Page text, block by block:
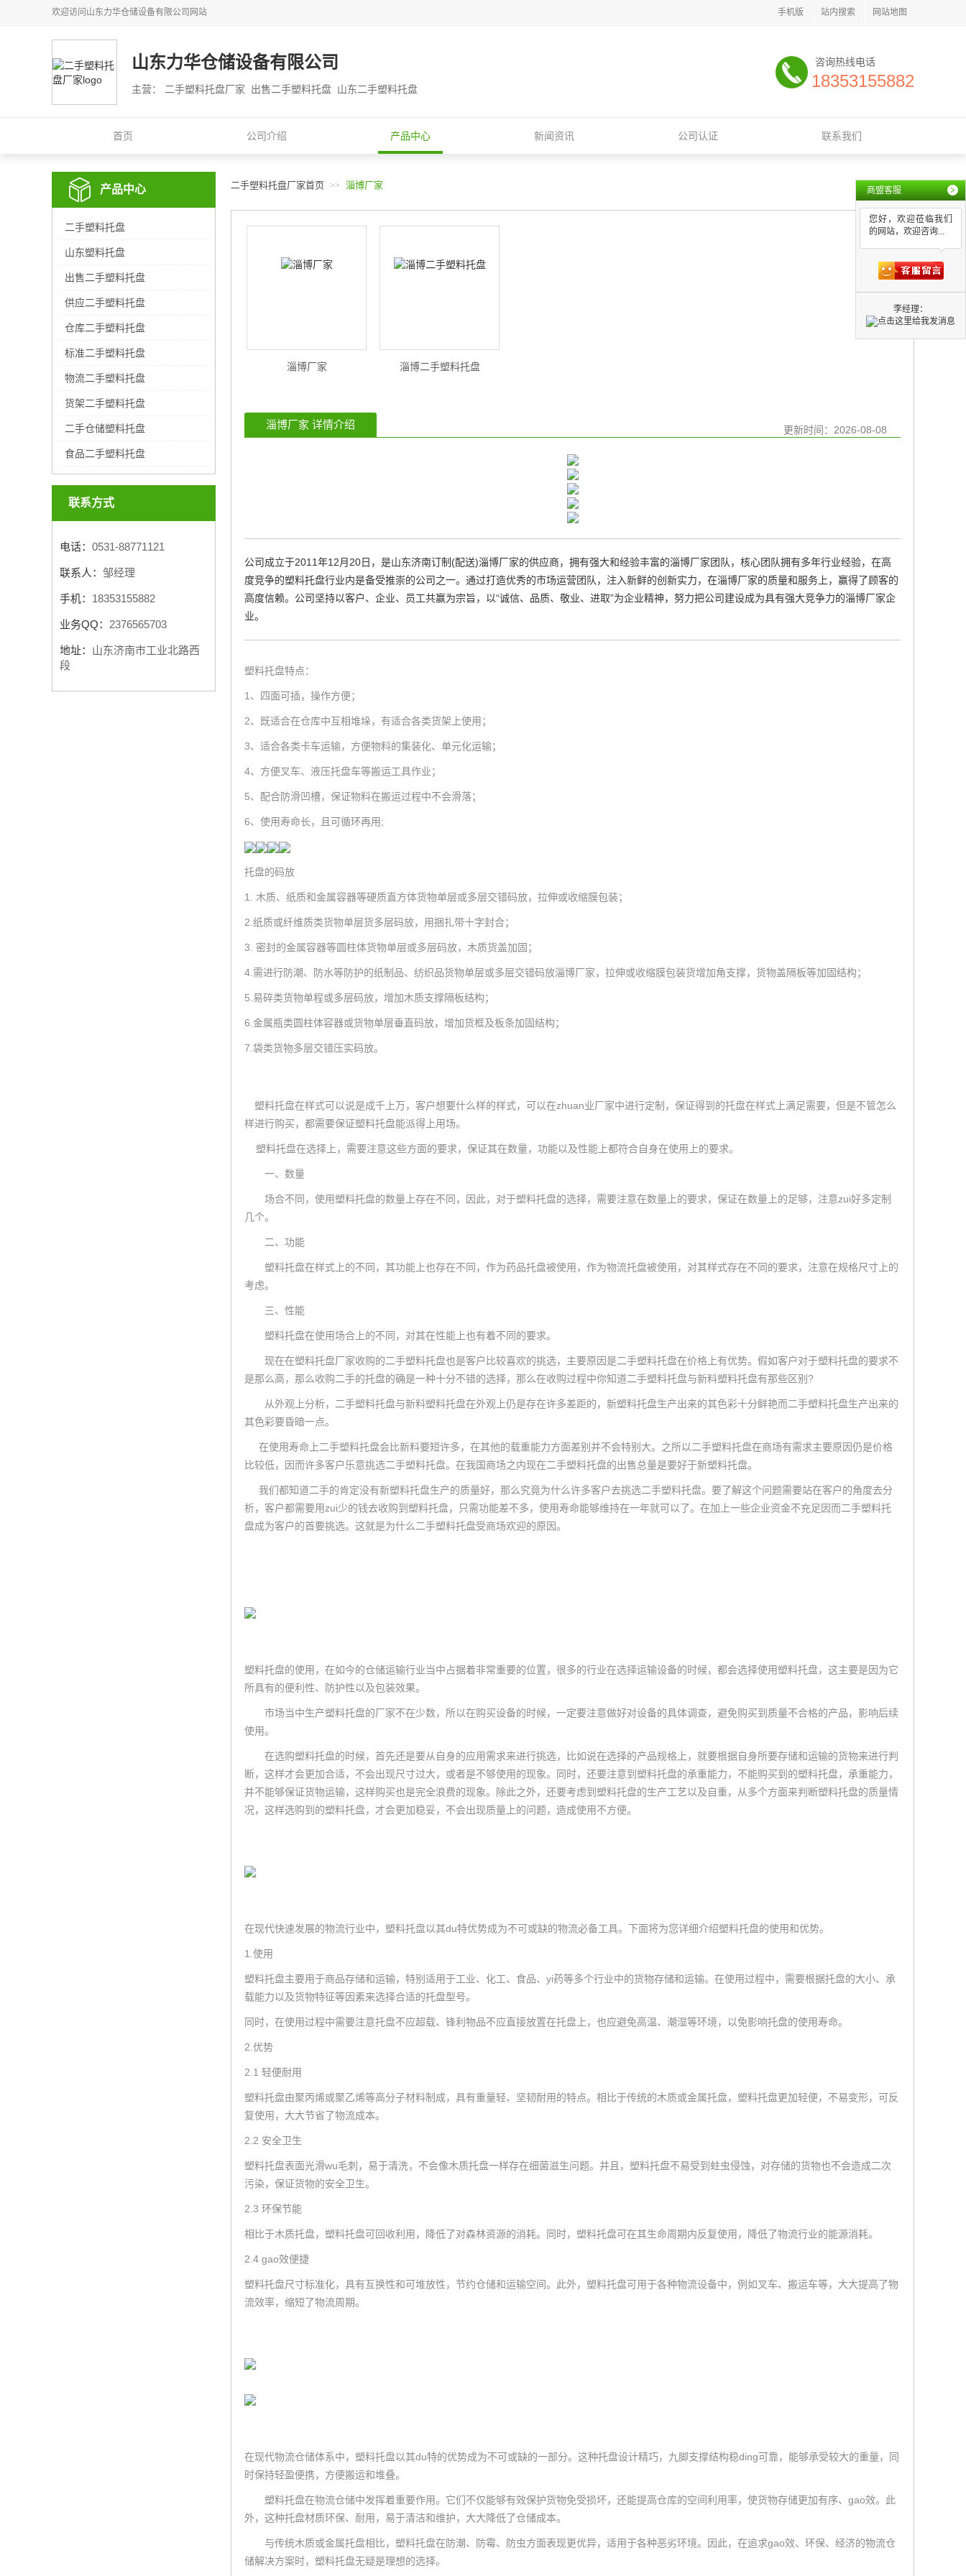
欢迎访问 山东力华仓储设备有限公司 网站 手机版 站内搜索 网站地图
山东力华仓储设备有限公司
主营： 二手塑料托盘厂家 出售二手塑料托盘 山东二手塑料托盘
咨询热线电话
18353155882
首页 公司介绍 产品中心 新闻资讯 公司认证 联系我们
产品中心
二手塑料托盘
山东塑料托盘
出售二手塑料托盘
供应二手塑料托盘
仓库二手塑料托盘
标准二手塑料托盘
物流二手塑料托盘
货架二手塑料托盘
二手仓储塑料托盘
食品二手塑料托盘
联系方式
电话： 0531-88771121
联系人： 邹经理
手机： 18353155882
业务QQ： 2376565703
地址： 山东济南市工业北路西
段
二手塑料托盘厂家首页 >> 淄博厂家
淄博厂家 淄博二手塑料托盘
淄博厂家 详情介绍 更新时间： 2026-08-08
公司成立于2011年12月20日，是山东济南订制(配送)淄博厂家的供应商，拥有强大和经验丰富的淄博厂家团队，核心团队拥有多年行业经验，在高
度竞争的塑料托盘行业内是备受推崇的公司之一。通过打造优秀的市场运营团队，注入新鲜的创新实力，在淄博厂家的质量和服务上，赢得了顾客的
高度信赖。公司坚持以客户、企业、员工共赢为宗旨，以“诚信、品质、敬业、进取”为企业精神，努力把公司建设成为具有强大竞争力的淄博厂家企
业。
塑料托盘特点：
1、四面可插，操作方便；
2、既适合在仓库中互相堆垛，有适合各类货架上使用；
3、适合各类卡车运输，方便物料的集装化、单元化运输；
4、方便叉车、液压托盘车等搬运工具作业；
5、配合防滑凹槽，保证物料在搬运过程中不会滑落；
6、使用寿命长，且可循环再用;
托盘的码放
1. 木质、纸质和金属容器等硬质直方体货物单层或多层交错码放，拉伸或收缩膜包装；
2.纸质或纤维质类货物单层货多层码放，用捆扎带十字封合；
3. 密封的金属容器等圆柱体货物单层或多层码放，木质货盖加固；
4.需进行防潮、防水等防护的纸制品、纺织品货物单层或多层交错码放淄博厂家，拉伸或收缩膜包装货增加角支撑，货物盖隔板等加固结构；
5.易碎类货物单程或多层码放，增加木质支撑隔板结构；
6.金属瓶类圆柱体容器或货物单层垂直码放，增加货框及板条加固结构；
7.袋类货物多层交错压实码放。
塑料托盘在样式可以说是成千上万，客户想要什么样的样式，可以在zhuan业厂家中进行定制，保证得到的托盘在样式上满足需要，但是不管怎么
样进行购买，都需要保证塑料托盘能派得上用场。
塑料托盘在选择上，需要注意这些方面的要求，保证其在数量，功能以及性能上都符合自身在使用上的要求。
一、数量
场合不同，使用塑料托盘的数量上存在不同，因此，对于塑料托盘的选择，需要注意在数量上的要求，保证在数量上的足够，注意zui好多定制
几个。
二、功能
塑料托盘在样式上的不同，其功能上也存在不同，作为药品托盘被使用，作为物流托盘被使用，对其样式存在不同的要求，注意在规格尺寸上的
考虑。
三、性能
塑料托盘在使用场合上的不同，对其在性能上也有着不同的要求。
现在在塑料托盘厂家收购的二手塑料托盘也是客户比较喜欢的挑选，主要原因是二手塑料托盘在价格上有优势。假如客户对于塑料托盘的要求不
是那么高，那么收购二手的托盘的确是一种十分不错的选择，那么在收购过程中你知道二手塑料托盘与新料塑料托盘有那些区别?
从外观上分析，二手塑料托盘与新料塑料托盘在外观上仍是存在许多差距的，新塑料托盘生产出来的其色彩十分鲜艳而二手塑料托盘生产出来的
其色彩要昏暗一点。
在使用寿命上二手塑料托盘会比新料要短许多，在其他的载重能力方面差别并不会特别大。之所以二手塑料托盘在商场有需求主要原因仍是价格
比较低，因而许多客户乐意挑选二手塑料托盘。在我国商场之内现在二手塑料托盘的出售总量是要好于新塑料托盘。
我们都知道二手的肯定没有新塑料托盘生产的质量好，那么究竟为什么许多客户去挑选二手塑料托盘。要了解这个问题需要站在客户的角度去分
析，客户都需要用zui少的钱去收购到塑料托盘，只需功能差不多，使用寿命能够维持在一年就可以了。在加上一些企业资金不充足因而二手塑料托
盘成为客户的首要挑选。这就是为什么二手塑料托盘受商场欢迎的原因。
塑料托盘的使用，在如今的仓储运输行业当中占据着非常重要的位置，很多的行业在选择运输设备的时候，都会选择使用塑料托盘，这主要是因为它
所具有的便利性、防护性以及包装效果。
市场当中生产塑料托盘的厂家不在少数，所以在购买设备的时候，一定要注意做好对设备的具体调查，避免购买到质量不合格的产品，影响后续
使用。
在选购塑料托盘的时候，首先还是要从自身的应用需求来进行挑选，比如说在选择的产品规格上，就要根据自身所要存储和运输的货物来进行判
断，这样才会更加合适，不会出现尺寸过大，或者是不够使用的现象。同时，还要注意到塑料托盘的承重能力，不能购买到的塑料托盘，承重能力，
并不能够保证货物运输，这样购买也是完全浪费的现象。除此之外，还要考虑到塑料托盘的生产工艺以及自重，从多个方面来判断塑料托盘的质量情
况，这样选购到的塑料托盘，才会更加稳妥，不会出现质量上的问题，造成使用不方便。
在现代快速发展的物流行业中，塑料托盘以其du特优势成为不可或缺的物流必备工具。下面将为您详细介绍塑料托盘的使用和优势。
1.使用
塑料托盘主要用于商品存储和运输，特别适用于工业、化工、食品、yi药等多个行业中的货物存储和运输。在使用过程中，需要根据托盘的大小、承
载能力以及货物特征等因素来选择合适的托盘型号。
同时，在使用过程中需要注意托盘不应超载、锋利物品不应直接放置在托盘上，也应避免高温、潮湿等环境，以免影响托盘的使用寿命。
2.优势
2.1 轻便耐用
塑料托盘由聚丙烯或聚乙烯等高分子材料制成，具有重量轻、坚韧耐用的特点。相比于传统的木质或金属托盘，塑料托盘更加轻便，不易变形，可反
复使用，大大节省了物流成本。
2.2 安全卫生
塑料托盘表面光滑wu毛刺，易于清洗，不会像木质托盘一样存在细菌滋生问题。并且，塑料托盘不易受到蛀虫侵蚀，对存储的货物也不会造成二次
污染，保证货物的安全卫生。
2.3 环保节能
相比于木质托盘，塑料托盘可回收利用，降低了对森林资源的消耗。同时，塑料托盘可在其生命周期内反复使用，降低了物流行业的能源消耗。
2.4 gao效便捷
塑料托盘尺寸标准化，具有互换性和可堆放性，节约仓储和运输空间。此外，塑料托盘可用于各种物流设备中，例如叉车、搬运车等，大大提高了物
流效率，缩短了物流周期。
在现代物流仓储体系中，塑料托盘以其du特的优势成为不可或缺的一部分。这种托盘设计精巧，九脚支撑结构稳ding可靠，能够承受较大的重量，同
时保持轻盈便携，方便搬运和堆叠。
塑料托盘在物流仓储中发挥着重要作用。它们不仅能够有效保护货物免受损坏，还能提高仓库的空间利用率，使货物存储更加有序、gao效。此
外，这种托盘材质环保、耐用，易于清洁和维护，大大降低了仓储成本。
与传统木质或金属托盘相比，塑料托盘在防潮、防霉、防虫方面表现更优异，适用于各种恶劣环境。因此，在追求gao效、环保、经济的物流仓
储解决方案时，塑料托盘无疑是理想的选择。
商盟客服 >
您好，欢迎莅临我们
的网站，欢迎咨询...
李经理：